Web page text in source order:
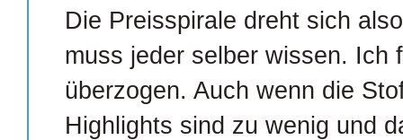
Die Preisspirale dreht sich
muss jeder selber wissen.
überzogen. Auch wenn die
Highlights sind zu wenig und